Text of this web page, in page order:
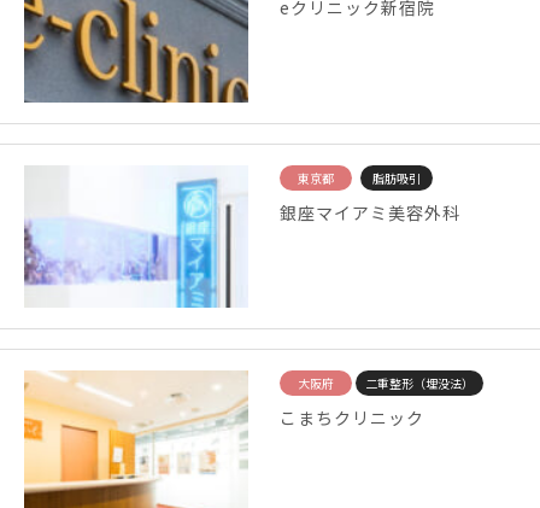
eクリニック新宿院
東京都 脂肪吸引
銀座マイアミ美容外科
大阪府 二重整形（埋没法）
こまちクリニック